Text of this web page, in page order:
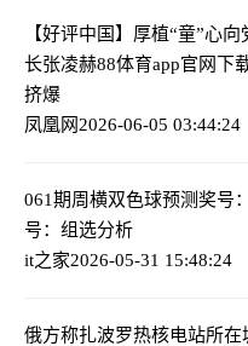
【好评中国】厚植“童”心
长张凌赫88体育app官网下
挤爆
凤凰网2026-06-05 03:44:24
061期周横双色球预测奖号
号：组选分析
it之家2026-05-31 15:48:24
俄方称扎波罗热核电站所